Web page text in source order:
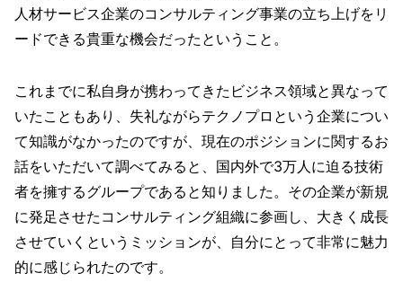
人材サービス企業のコンサルティング事業の立ち上げをリ
ードできる貴重な機会だったということ。
これまでに私自身が携わってきたビジネス領域と異なって
いたこともあり、失礼ながらテクノプロという企業につい
て知識がなかったのですが、現在のポジションに関するお
話をいただいて調べてみると、国内外で3万人に迫る技術
者を擁するグループであると知りました。その企業が新規
に発足させたコンサルティング組織に参画し、大きく成長
させていくというミッションが、自分にとって非常に魅力
的に感じられたのです。